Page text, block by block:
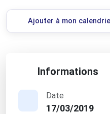
Ajouter à mon
Informations
Date
17/03/2019